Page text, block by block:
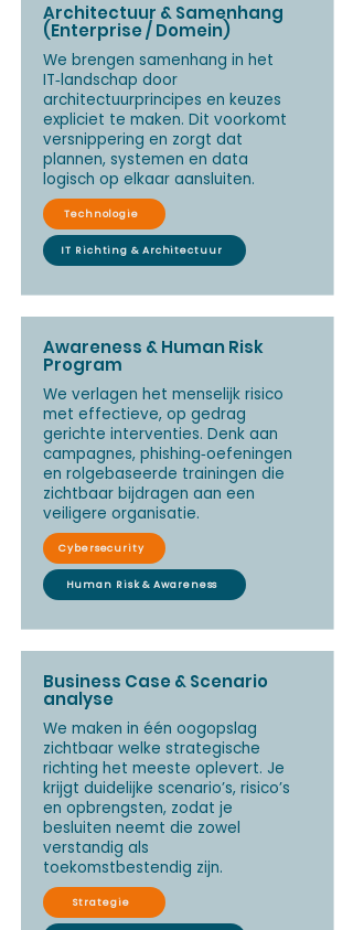
Architectuur & Samenhang
(Enterprise / Domein)
We brengen samenhang in het
IT‑landschap door
architectuurprincipes en keuzes
expliciet te maken. Dit voorkomt
versnippering en zorgt dat
plannen, systemen en data
logisch op elkaar aansluiten.
Technologie
IT Richting & Architectuur
Awareness & Human Risk
Program
We verlagen het menselijk risico
met effectieve, op gedrag
gerichte interventies. Denk aan
campagnes, phishing‑oefeningen
en rolgebaseerde trainingen die
zichtbaar bijdragen aan een
veiligere organisatie.
Cybersecurity
Human Risk & Awareness
Business Case & Scenario
analyse
We maken in één oogopslag
zichtbaar welke strategische
richting het meeste oplevert. Je
krijgt duidelijke scenario’s, risico’s
en opbrengsten, zodat je
besluiten neemt die zowel
verstandig als
toekomstbestendig zijn.
Strategie